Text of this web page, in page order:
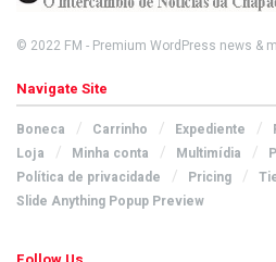
© 2022 FM - Premium WordPress news &
Navigate Site
Boneca Carrinho Expediente
Loja
Minha conta Multimídia
Política de privacidade
Pricing
Slide Anything Popup Preview